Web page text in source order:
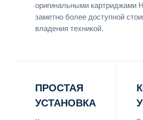
оригинальными картриджами
заметно более доступной
владения техникой.
ПРОСТАЯ
УСТАНОВКА